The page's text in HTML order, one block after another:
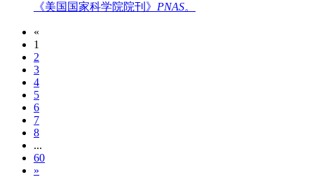
《美国国家科学院院刊》 PNAS。
«
1
2
3
4
5
6
7
8
...
60
»